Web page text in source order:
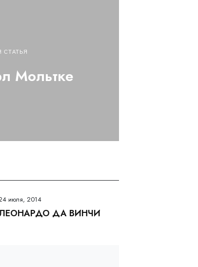
СТАТЬЯ
Мольтке
июля, 2014
ДА ВИНЧИ